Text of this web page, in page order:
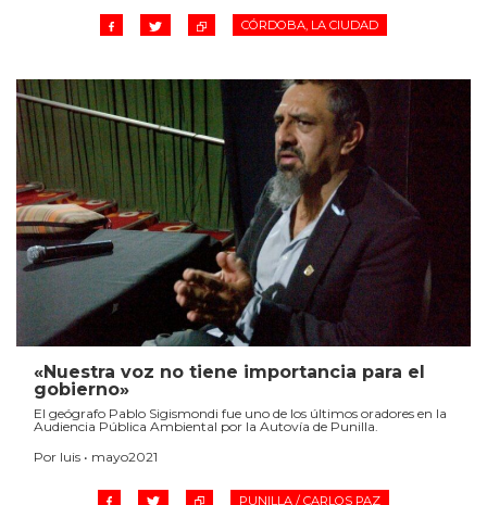
CÓRDOBA, LA CIUDAD
«Nuestra voz no tiene importancia para el
gobierno»
El geógrafo Pablo Sigismondi fue uno de los últimos oradores en la
Audiencia Pública Ambiental por la Autovía de Punilla.
Por luis • mayo2021
PUNILLA / CARLOS PAZ